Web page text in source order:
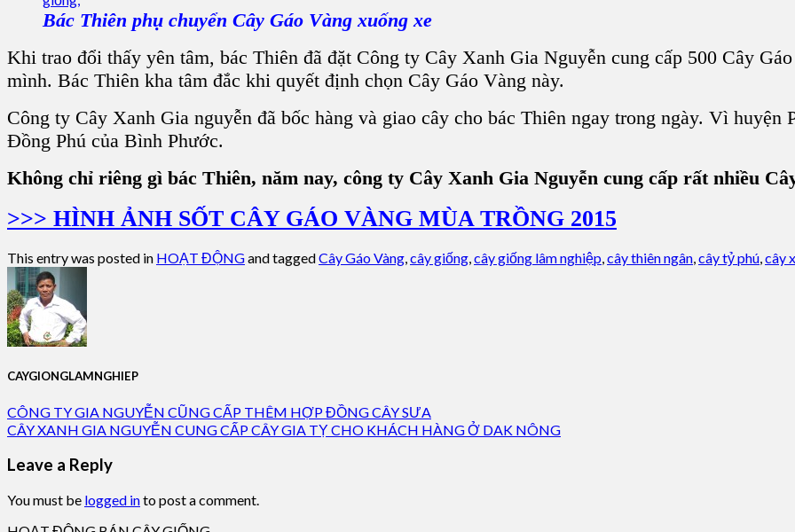
Bác Thiên phụ chuyển Cây Gáo Vàng xuống xe
Khi trao đổi thấy yên tâm, bác Thiên đã đặt Công ty Cây Xanh Gia Nguyễn cung cấp 500 Cây
mình. Bác Thiên kha tâm đắc khi quyết định chọn Cây Gáo Vàng này.
Công ty Cây Xanh Gia nguyễn đã bốc hàng và giao cây cho bác Thiên ngay trong ngày. Vì
Đồng Phú của Bình Phước.
Không chỉ riêng gì bác Thiên, năm nay, công ty Cây Xanh Gia Nguyễn cung cấp rất nhiều
>>> HÌNH ẢNH SỐT CÂY GÁO VÀNG MÙA TRỒNG 2015
This entry was posted in HOẠT ĐỘNGand taggedCây Gáo Vàng,cây giống,cây giống lâm nghiệp,cây thiên ngân,cây tỷ phú,cây
CAYGIONGLAMNGHIEP
CÔNG TY GIA NGUYỄN CŨNG CẤP THÊM HỢP ĐỒNG CÂY SƯA
CÂY XANH GIA NGUYỄN CUNG CẤP CÂY GIA TỴ CHO KHÁCH HÀNG Ở DAK NÔNG
Leave a Reply
You must be logged into post a comment.